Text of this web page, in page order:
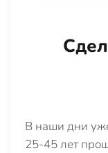
В наши дни
25-45 лет